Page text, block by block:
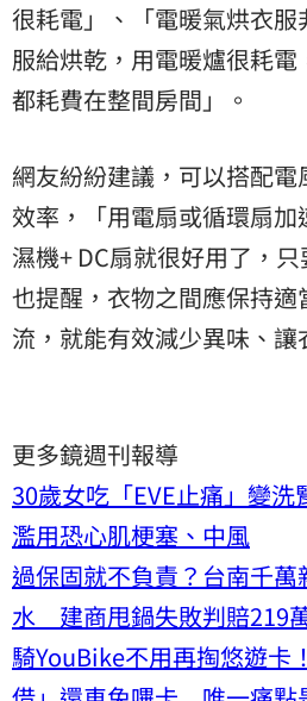
很耗電」、「電暖氣烘衣
服給烘乾，用電暖爐很耗
都耗費在整間房間」。
網友紛紛建議，可以搭配
效率，「用電扇或循環扇
濕機+ DC扇就很好用了，
也提醒，衣物之間應保持
流，就能有效減少異味、讓
更多鏡週刊報導
30歲女吃「EVE止痛」變
濫用恐心肌梗塞、中風
過保固就不負責？台南千
水 建商甩鍋失敗判賠219
騎YouBike不用再掏悠遊卡